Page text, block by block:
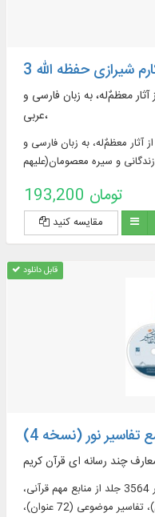
شیرازی حفظه الله 3
کتاب در 364 جلد از آثار معظمٌ‌له، به زبان‌ فارسی و
عربی،
194 عنوان کتاب در 364 جلد از آثار معظمٌ‌له، به زبان‌ فارسی و
و سیره معصومان(علیهم
193,200 تومان
مقایسه کنید
قابل دانلود
تفاسیر نور (نسخه 4)
چند رسانه ای قرآن کریم
ارائه متن 903 عنوان کتاب و رساله در 3564 جلد از منابع مهم قرآنی،
همچون: تفاسیر ترتیبی (463 عنوان)، تفاسیر موضوعی (72 عنوان)،